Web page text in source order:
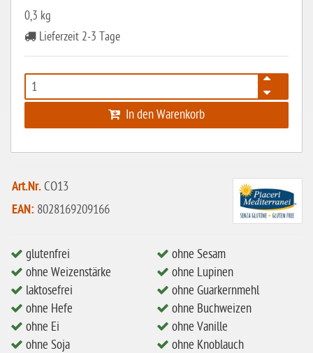
ohne Weizenstärke
laktosefrei
ohne Ei
vegan
ohne Erdnüsse
ohne Mandeln
ohne Milch
ohne Hafer
ohne Zuckerzusatz
0,3 kg
Lieferzeit 2-3 Tage
In den Warenkorb
Art.Nr.CO13
EAN: 8028169209166
glutenfrei
ohne Weizenstärke
laktosefrei
ohne Hefe
ohne Ei
ohne Soja
ohne Sesam
ohne Lupinen
ohne Guarkernmehl
ohne Buchweizen
ohne Vanille
ohne Knoblauch